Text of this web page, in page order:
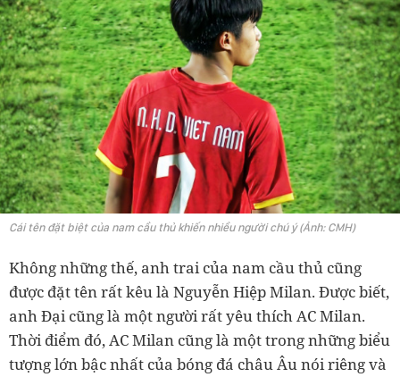
Cái tên đặt biệt của nam cầu thủ khiến nhiều người chú ý (Ảnh: CMH)
Không những thế, anh trai của nam cầu thủ cũng
được đặt tên rất kêu là Nguyễn Hiệp Milan. Được biết,
anh Đại cũng là một người rất yêu thích AC Milan.
Thời điểm đó, AC Milan cũng là một trong những biểu
tượng lớn bậc nhất của bóng đá châu Âu nói riêng và